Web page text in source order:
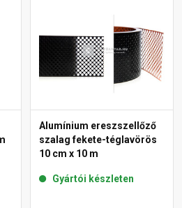
Alumínium ereszszellőző
szalag fekete-téglavörös
10 cm x 10 m
Gyártói készleten